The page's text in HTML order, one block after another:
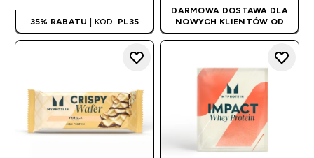
35% RABATU | KOD: PL35
DARMOWA DOSTAWA DLA
NOWYCH KLIENTÓW OD
180PLN| PROMOCJA